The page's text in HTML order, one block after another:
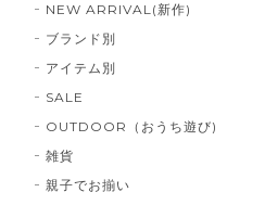
NEW ARRIVAL(新作)
ブランド別
アイテム別
SALE
OUTDOOR（おうち遊び)
雑貨
親子でお揃い